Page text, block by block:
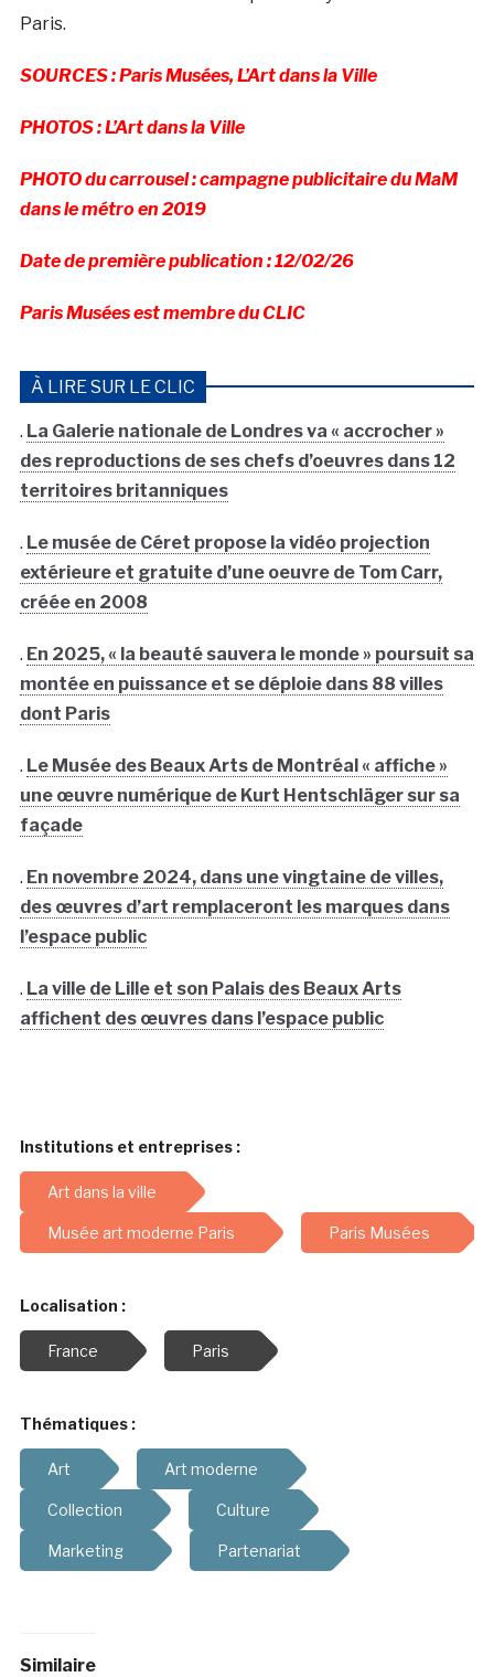
Paris.
SOURCES : Paris Musées, L’Art dans la Ville
PHOTOS : L’Art dans la Ville
PHOTO du carrousel : campagne publicitaire du MaM
dans le métro en 2019
Date de première publication : 12/02/26
Paris Musées est membre du CLIC
À LIRE SUR LE CLIC
. La Galerie nationale de Londres va « accrocher »
des reproductions de ses chefs d’oeuvres dans 12
territoires britanniques
. Le musée de Céret propose la vidéo projection
extérieure et gratuite d’une oeuvre de Tom Carr,
créée en 2008
. En 2025, « la beauté sauvera le monde » poursuit sa
montée en puissance et se déploie dans 88 villes
dont Paris
. Le Musée des Beaux Arts de Montréal « affiche »
une œuvre numérique de Kurt Hentschläger sur sa
façade
. En novembre 2024, dans une vingtaine de villes,
des œuvres d’art remplaceront les marques dans
l’espace public
. La ville de Lille et son Palais des Beaux Arts
affichent des œuvres dans l’espace public
Institutions et entreprises :
Art dans la ville
Musée art moderne Paris Paris Musées
Localisation :
France Paris
Thématiques :
Art Art moderne
Collection Culture
Marketing Partenariat
Similaire